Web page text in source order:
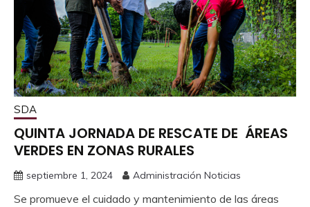
SDA
QUINTA JORNADA DE RESCATE DE ÁREAS
VERDES EN ZONAS RURALES
septiembre 1, 2024 Administración Noticias
Se promueve el cuidado y mantenimiento de las áreas